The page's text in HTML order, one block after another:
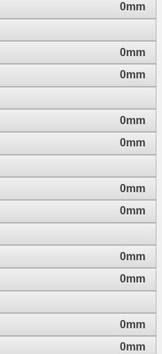
0mm
0mm
0mm
0mm
0mm
0mm
0mm
0mm
0mm
0mm
0mm